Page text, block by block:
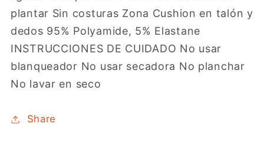
plantar Sin costuras Zona Cushion en talón y
dedos 95% Polyamide, 5% Elastane
INSTRUCCIONES DE CUIDADO No usar
blanqueador No usar secadora No planchar
No lavar en seco
Share